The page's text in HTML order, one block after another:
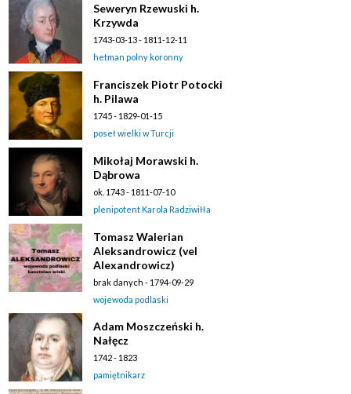
Seweryn Rzewuski h.
Krzywda
1743-03-13 - 1811-12-11
hetman polny koronny
Franciszek Piotr Potocki
h. Pilawa
1745 - 1829-01-15
poseł wielki w Turcji
Mikołaj Morawski h.
Dąbrowa
ok. 1743 - 1811-07-10
plenipotent Karola Radziwiłła
Tomasz Walerian
Aleksandrowicz (vel
Alexandrowicz)
brak danych - 1794-09-29
wojewoda podlaski
Adam Moszczeński h.
Nałęcz
1742 - 1823
pamiętnikarz